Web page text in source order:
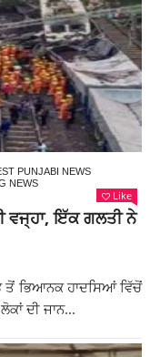
PUNJABI NEWS
NEWS
Like
ਵਜ੍ਹਾ, ਇੱਕ ਗਲਤੀ ਨੇ
ਤੋਂ ਭਿਆਨਕ ਹਾਦਸਿਆਂ ਵਿੱਚੋਂ
ਦੀ ਜਾਨ...